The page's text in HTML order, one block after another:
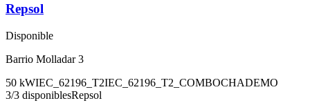
Repsol
Disponible
Barrio Molladar 3
50 kWIEC_62196_T2IEC_62196_T2_COMBOCHADEMO
3/3 disponiblesRepsol